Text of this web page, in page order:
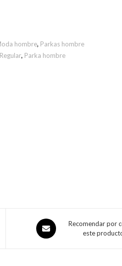
hombre, Parkas hombre
, Parka hombre
Recomendar por
este